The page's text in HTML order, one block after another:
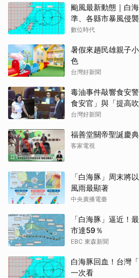
颱風最新動態｜白
準、各縣市暴風侵
數位時代
暑假來趟民雄親子
色
台灣好新聞
毒油事件敲響食安
食安官」與「提高
台灣好新聞
福善堂關帝聖誕慶
客家電視
「白海豚」周末將
風雨最顯著
中央廣播電臺
「白海豚」逼近！
市達59％
EBC 東森新聞
白海豚回血！台灣
一次看